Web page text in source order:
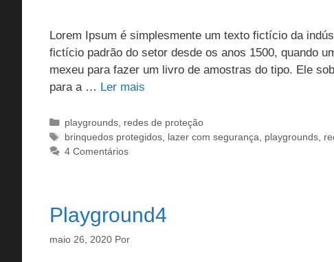
Lorem Ipsum é simplesmente um texto fictício da
fictício padrão do setor desde os anos 1500, quando
mexeu para fazer um livro de amostras do tipo. Ele
para a … Ler mais
Categorias
playgrounds, redes de proteção
Tags
brinquedos protegidos, lazer com segurança, playgrounds,
4 Comentários
Playground4
maio 26, 2020 Por